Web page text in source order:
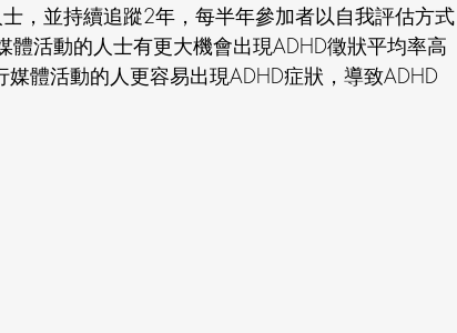
，並持續追蹤2年，每半年參加者以自我評估方式
活動的人士有更大機會出現ADHD徵狀平均率高
體活動的人更容易出現ADHD症狀，導致ADHD